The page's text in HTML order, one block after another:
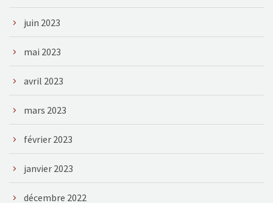
juin 2023
mai 2023
avril 2023
mars 2023
février 2023
janvier 2023
décembre 2022